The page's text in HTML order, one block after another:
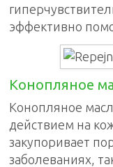
эффективно
Конопляное
Конопляное
действием на
закупоривает
заболеваниях,